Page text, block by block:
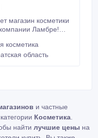
магазин косметики
Ламбре!
косметика
область
и частные
Косметика.
найти лучшие цены на